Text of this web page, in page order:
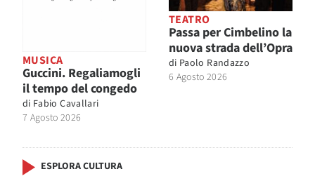
MUSICA
Guccini. Regaliamogli
il tempo del congedo
di Fabio Cavallari
7 Agosto 2026
TEATRO
Passa per Cimbelino la
nuova strada dell’Opra
di Paolo Randazzo
6 Agosto 2026
ESPLORA CULTURA